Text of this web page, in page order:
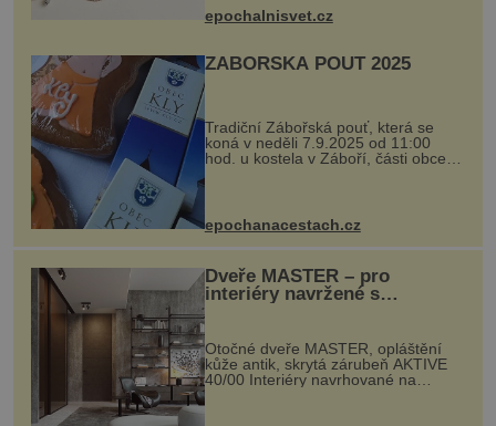
kovový...
epochalnisvet.cz
ZÁBOŘSKÁ POUŤ 2025
Tradiční Zábořská pouť, která se
koná v neděli 7.9.2025 od 11:00
hod. u kostela v Záboří, části obce
Kly u Mělníka. V programu naleznete
komentovanou prohlídku kostela,
epochanacestach.cz
Dveře MASTER – pro
interiéry navržené s
rozumem i vášní!
Otočné dveře MASTER, opláštění
kůže antik, skrytá zárubeň AKTIVE
40/00 Interiéry navrhované na
zakázku často vyžadují atypické
rozměry nejen nábytku, ale i